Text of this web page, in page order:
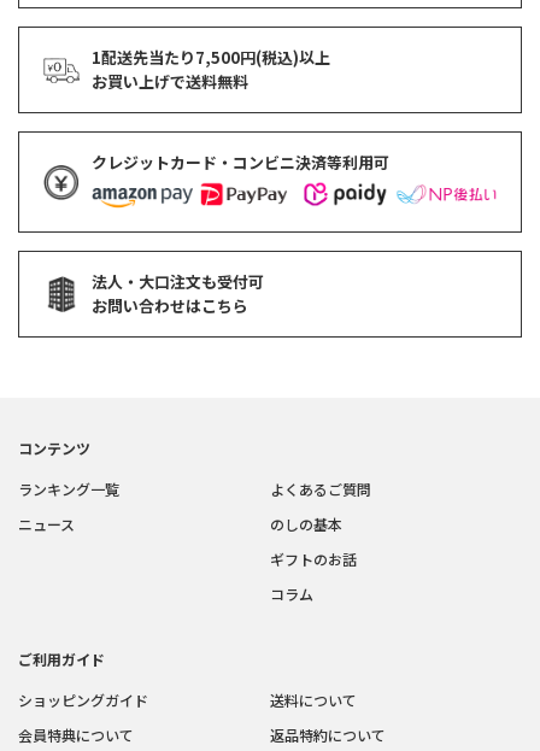
1配送先当たり7,500円(税込)以上
お買い上げで送料無料
クレジットカード・コンビニ決済等利用可
法人・大口注文も受付可
お問い合わせはこちら
コンテンツ
ランキング一覧
ニュース
よくあるご質問
のしの基本
ギフトのお話
コラム
ご利用ガイド
ショッピングガイド
会員特典について
送料について
返品特約について